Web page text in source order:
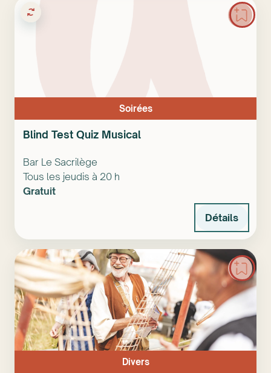
Soirées
Blind Test Quiz Musical
Bar Le Sacrilège
Tous les jeudis à 20 h
Gratuit
Détails
Divers